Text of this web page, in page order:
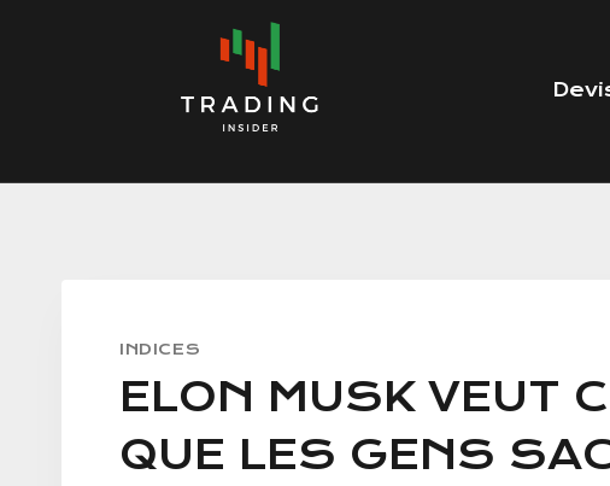
INDICES
ELON MUSK VEUT
QUE LES GENS